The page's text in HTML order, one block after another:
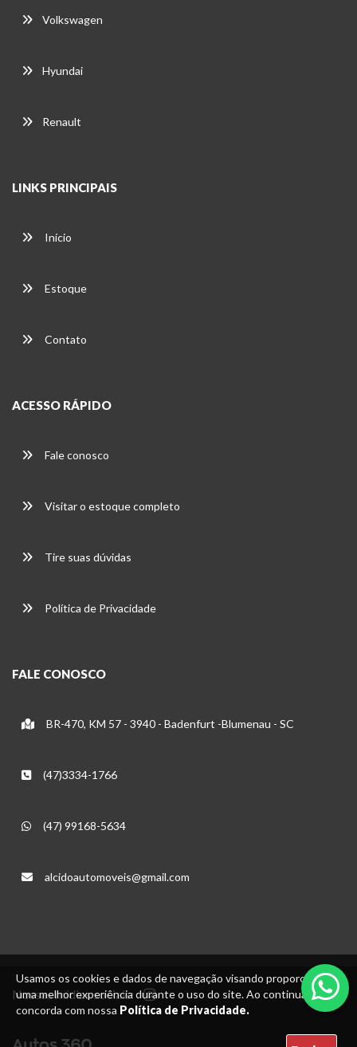
Usamos os cookies e dados de navegação visando proporcionar
uma melhor experiência durante o uso do site. Ao continuar, você
concorda com nossa Política de Privacidade.
Volkswagen
Hyundai
Renault
LINKS PRINCIPAIS
Início
Estoque
Contato
ACESSO RÁPIDO
Fale conosco
Visitar o estoque completo
Tire suas dúvidas
Política de Privacidade
FALE CONOSCO
BR-470, KM 57 - 3940 - Badenfurt -Blumenau - SC
(47)3334-1766
(47) 99168-5634
alcidoautomoveis@gmail.com
Nossas mídias sociais: